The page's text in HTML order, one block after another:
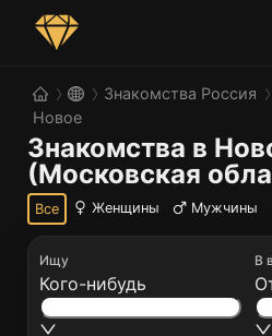
Знакомства Россия
Новое
Знакомства в
(Московская
Все Женщины Мужчины
Ищу
Кого-нибудь
В